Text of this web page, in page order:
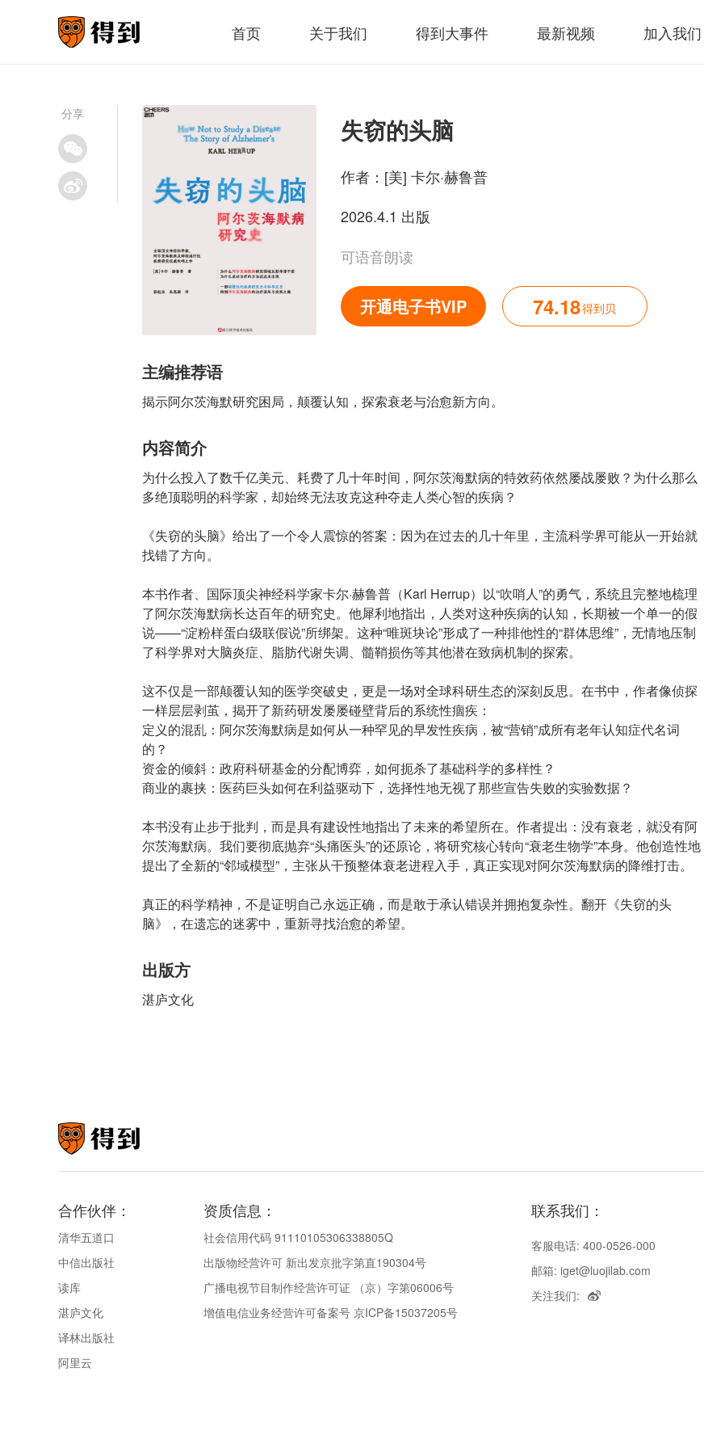
首页 关于我们 得到大事件 最新视频 加入我们
分享
失窃的头脑
作者： [美] 卡尔·赫鲁普
2026.4.1 出版
可语音朗读
开通电子书VIP 74.18得到贝
主编推荐语
揭示阿尔茨海默研究困局，颠覆认知，探索衰老与治愈新方向。
内容简介
为什么投入了数千亿美元、耗费了几十年时间，阿尔茨海默病的特效药依然屡战屡败？为什么那么
多绝顶聪明的科学家，却始终无法攻克这种夺走人类心智的疾病？
《失窃的头脑》给出了一个令人震惊的答案：因为在过去的几十年里，主流科学界可能从一开始就
找错了方向。
本书作者、国际顶尖神经科学家卡尔·赫鲁普（Karl Herrup）以“吹哨人”的勇气，系统且完整地梳理
了阿尔茨海默病长达百年的研究史。他犀利地指出，人类对这种疾病的认知，长期被一个单一的假
说——“淀粉样蛋白级联假说”所绑架。这种“唯斑块论”形成了一种排他性的“群体思维”，无情地压制
了科学界对大脑炎症、脂肪代谢失调、髓鞘损伤等其他潜在致病机制的探索。
这不仅是一部颠覆认知的医学突破史，更是一场对全球科研生态的深刻反思。在书中，作者像侦探
一样层层剥茧，揭开了新药研发屡屡碰壁背后的系统性痼疾：
定义的混乱：阿尔茨海默病是如何从一种罕见的早发性疾病，被“营销”成所有老年认知症代名词
的？
资金的倾斜：政府科研基金的分配博弈，如何扼杀了基础科学的多样性？
商业的裹挟：医药巨头如何在利益驱动下，选择性地无视了那些宣告失败的实验数据？
本书没有止步于批判，而是具有建设性地指出了未来的希望所在。作者提出：没有衰老，就没有阿
尔茨海默病。我们要彻底抛弃“头痛医头”的还原论，将研究核心转向“衰老生物学”本身。他创造性地
提出了全新的“邻域模型”，主张从干预整体衰老进程入手，真正实现对阿尔茨海默病的降维打击。
真正的科学精神，不是证明自己永远正确，而是敢于承认错误并拥抱复杂性。翻开《失窃的头
脑》，在遗忘的迷雾中，重新寻找治愈的希望。
出版方
湛庐文化
合作伙伴：
清华五道口
中信出版社
读库
湛庐文化
译林出版社
阿里云
资质信息：
社会信用代码 91110105306338805Q
出版物经营许可 新出发京批字第直190304号
广播电视节目制作经营许可证 （京）字第06006号
增值电信业务经营许可备案号 京ICP备15037205号
联系我们：
客服电话: 400-0526-000
邮箱: iget@luojilab.com
关注我们: